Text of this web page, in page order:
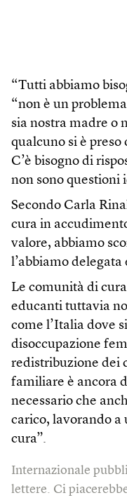
“Tutti abbiamo
“non è un
sia nostra madre o
qualcuno si è
C’è bisogno di
non sono questioni
Secondo Carla
cura in
valore, abbiamo
l’abbiamo delegata
Le comunità di
educanti tuttavia
come l’Italia dove
disoccupazione
redistribuzione dei
familiare è ancora
necessario che
carico, lavorando a
cura”.
Internazionale
lettere. Ci